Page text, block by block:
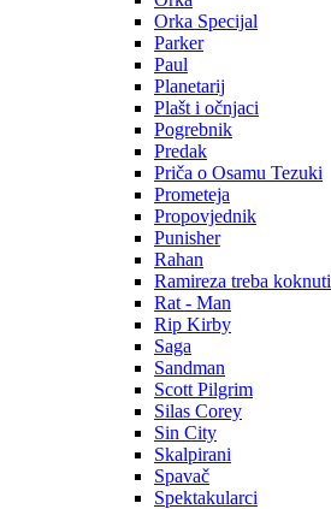
Orka Specijal
Parker
Paul
Planetarij
Plašt i očnjaci
Pogrebnik
Predak
Priča o Osamu Tezuki
Prometeja
Propovjednik
Punisher
Rahan
Ramireza treba koknuti
Rat - Man
Rip Kirby
Saga
Sandman
Scott Pilgrim
Silas Corey
Sin City
Skalpirani
Spavač
Spektakularci